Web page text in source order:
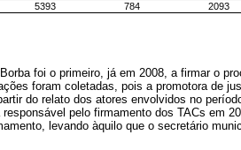
5393 784 2093
foi o primeiro, já em 2008, a firmar o
foram coletadas, pois a promotora de
do relato dos atores envolvidos no
pelo firmamento dos TACs em
levando àquilo que o secretário